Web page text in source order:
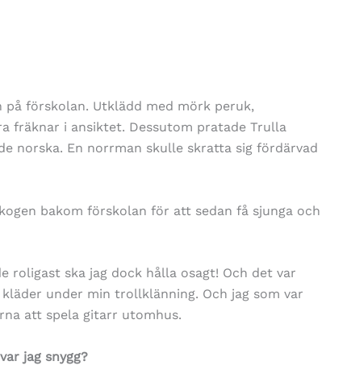
förskolan. Utklädd med mörk peruk,
fräknar i ansiktet. Dessutom pratade Trulla
norska. En norrman skulle skratta sig fördärvad
bakom förskolan för att sedan få sjunga och
roligast ska jag dock hålla osagt! Och det var
under min trollklänning. Och jag som var
att spela gitarr utomhus.
jag snygg?